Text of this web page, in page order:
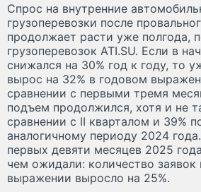
Спрос на внутренние
грузоперевозки после
продолжает расти уже полгода,
грузоперевозок ATI.SU. Если в
снижался на 30% год к году, то
вырос на 32% в годовом
сравнении с первыми тремя
подъем продолжился, хотя и не
сравнении с II кварталом и 39%
аналогичному периоду 2024
первых девяти месяцев 2025
чем ожидали: количество заявок
выражении выросло на 25%.